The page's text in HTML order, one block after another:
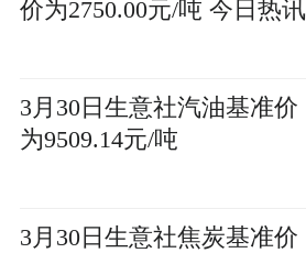
价为2750.00元/吨 今日热讯
3月30日生意社汽油基准价
为9509.14元/吨
3月30日生意社焦炭基准价